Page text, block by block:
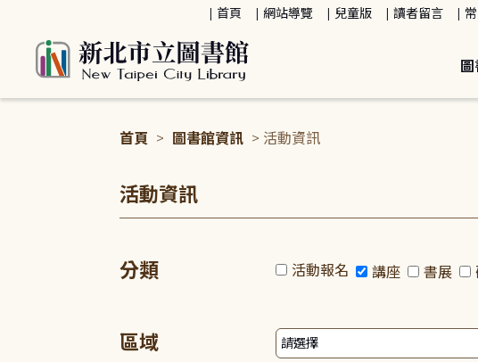
首頁 網站導覽 兒童版 讀者留言
首頁 > 圖書館資訊 > 活動資訊
活動資訊
分類 活動報名 講座 書展
區域